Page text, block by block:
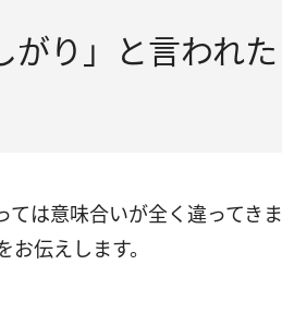
り」と言われた
ては意味合いが全く違ってきま
伝えします。